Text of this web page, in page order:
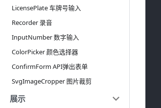
LicensePlate 车牌号输入
Recorder 录音
InputNumber 数字输入
ColorPicker 颜色选择器
ConfirmForm API弹出表单
SvgImageCropper 图片裁剪
展示